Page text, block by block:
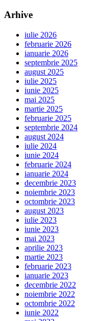
Arhive
iulie 2026
februarie 2026
ianuarie 2026
septembrie 2025
august 2025
iulie 2025
iunie 2025
mai 2025
martie 2025
februarie 2025
septembrie 2024
august 2024
iulie 2024
iunie 2024
februarie 2024
ianuarie 2024
decembrie 2023
noiembrie 2023
octombrie 2023
august 2023
iulie 2023
iunie 2023
mai 2023
aprilie 2023
martie 2023
februarie 2023
ianuarie 2023
decembrie 2022
noiembrie 2022
octombrie 2022
iunie 2022